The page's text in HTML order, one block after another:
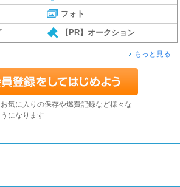
フォト
【PR】オークション
もっと見る
気に入りの保存や燃費記録など様々な
になります